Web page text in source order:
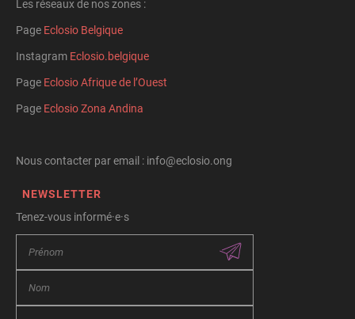
Les réseaux de nos zones :
Page Eclosio Belgique
Instagram Eclosio.belgique
Page Eclosio Afrique de l’Ouest
Page Eclosio Zona Andina
Nous contacter par email : info@eclosio.ong
NEWSLETTER
Tenez-vous informé·e·s